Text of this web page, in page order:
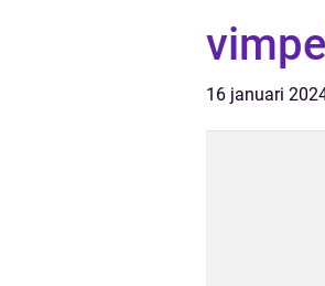
16 januari